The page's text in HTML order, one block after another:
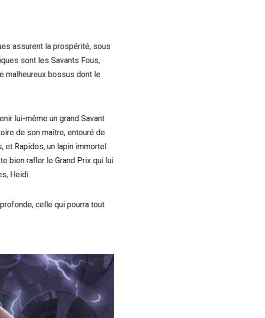
assurent la prospérité, sous
sont les Savants Fous,
malheureux bossus dont le
lui-même un grand Savant
de son maître, entouré de
et Rapidos, un lapin immortel
bien rafler le Grand Prix qui lui
Heidi.
celle qui pourra tout